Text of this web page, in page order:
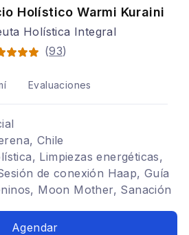
Holístico Warmi Kuraini
Holística Integral
(93)
Evaluaciones
Chile
Limpiezas energéticas,
de conexión Haap, Guía
Moon Mother, Sanación
Agendar